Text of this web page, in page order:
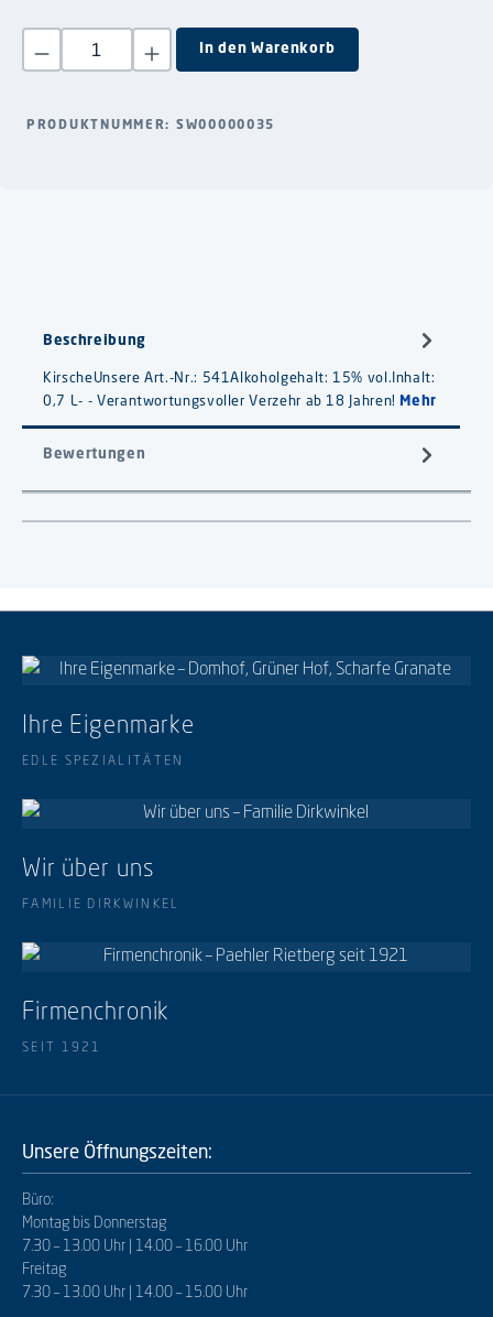
Produkt Anzahl: Gib den gewünschten Wert ein oder benutze
In den Warenkorb
PRODUKTNUMMER: SW00000035
Beschreibung
KirscheUnsere Art.-Nr.: 541Alkoholgehalt: 15% vol.Inhalt:
0,7 L- - Verantwortungsvoller Verzehr ab 18 Jahren!Mehr
Bewertungen
Ihre Eigenmarke
EDLE SPEZIALITÄTEN
Wir über uns
FAMILIE DIRKWINKEL
Firmenchronik
SEIT 1921
Unsere Öffnungszeiten:
Büro:
Montag bis Donnerstag
7.30 – 13.00 Uhr | 14.00 – 16.00 Uhr
Freitag
7.30 – 13.00 Uhr | 14.00 – 15.00 Uhr